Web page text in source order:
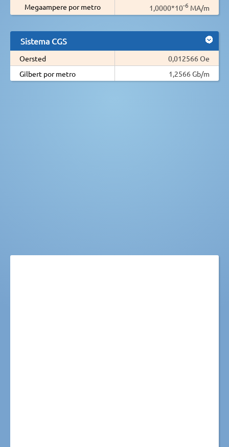
Megaampere por metro
1,0000*10-6 MA/m
Sistema CGS
Oersted
0,012566 Oe
Gilbert por metro
1,2566 Gb/m